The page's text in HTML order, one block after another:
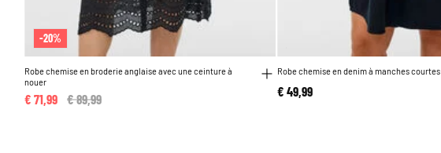
-20%
Robe chemise en broderie anglaise avec une ceinture à
nouer
Price reduced from
€ 89,99
€ 71,99
Robe chemise en denim à manches courtes
€ 49,99